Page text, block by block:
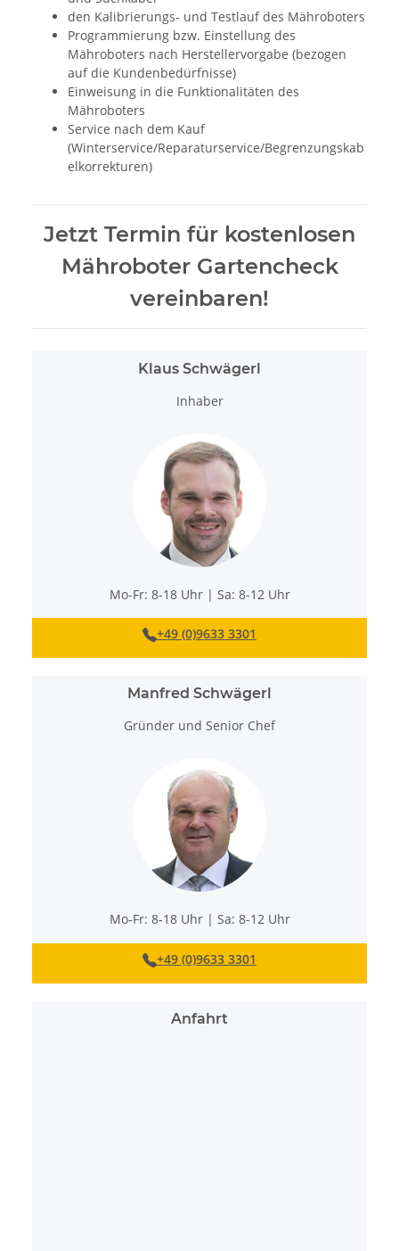
den Kalibrierungs- und Testlauf des Mähroboters
Programmierung bzw. Einstellung des
Mähroboters nach Herstellervorgabe (bezogen
auf die Kundenbedürfnisse)
Einweisung in die Funktionalitäten des
Mähroboters
Service nach dem Kauf
(Winterservice/Reparaturservice/Begrenzungskab
elkorrekturen)
Jetzt Termin für kostenlosen
Mähroboter Gartencheck
vereinbaren!
Klaus Schwägerl
Inhaber
Mo-Fr: 8-18 Uhr | Sa: 8-12 Uhr
+49 (0)9633 3301
Manfred Schwägerl
Gründer und Senior Chef
Mo-Fr: 8-18 Uhr | Sa: 8-12 Uhr
+49 (0)9633 3301
Anfahrt